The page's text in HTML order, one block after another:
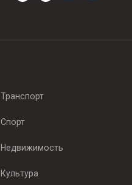
Транспорт
Спорт
Недвижимость
Культура